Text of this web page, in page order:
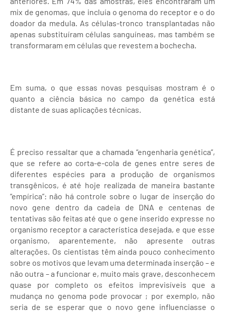
mix de genomas, que incluía o genoma do receptor e o do
doador da medula. As células-tronco transplantadas não
apenas substituíram células sanguíneas, mas também se
transformaram em células que revestem a bochecha.
Em suma, o que essas novas pesquisas mostram é o
quanto a ciência básica no campo da genética está
distante de suas aplicações técnicas.
É preciso ressaltar que a chamada “engenharia genética”,
que se refere ao corta-e-cola de genes entre seres de
diferentes espécies para a produção de organismos
transgênicos, é até hoje realizada de maneira bastante
“empírica”: não há controle sobre o lugar de inserção do
novo gene dentro da cadeia de DNA e centenas de
tentativas são feitas até que o gene inserido expresse no
organismo receptor a característica desejada, e que esse
organismo, aparentemente, não apresente outras
alterações. Os cientistas têm ainda pouco conhecimento
sobre os motivos que levam uma determinada inserção – e
não outra – a funcionar e, muito mais grave, desconhecem
quase por completo os efeitos imprevisíveis que a
mudança no genoma pode provocar ; por exemplo, não
seria de se esperar que o novo gene influenciasse o